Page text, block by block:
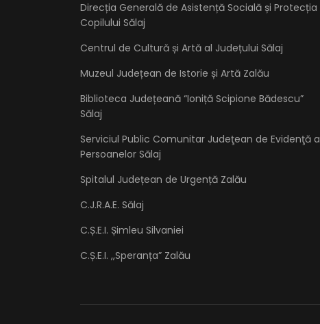
Direcția Generală de Asistență Socială și Protecția
Copilului Sălaj
Centrul de Cultură și Artă al Județului Sălaj
Muzeul Județean de Istorie și Artă Zalău
Biblioteca Județeană “Ioniță Scipione Bădescu”
Sălaj
Serviciul Public Comunitar Judeţean de Evidenţă a
Persoanelor Sălaj
Spitalul Județean de Urgență Zalău
C.J.R.A.E. Sălaj
C.Ș.E.I. Șimleu Silvaniei
C.Ș.E.I. ,,Speranța” Zalău